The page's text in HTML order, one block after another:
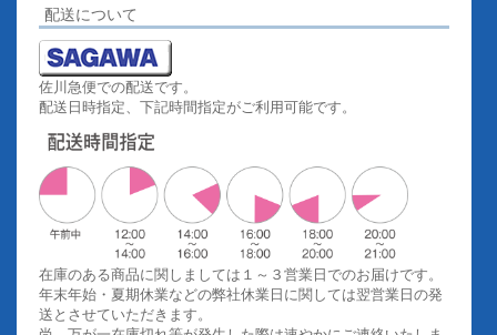
配送について
佐川急便での配送です。
配送日時指定、下記時間指定がご利用可能です。
在庫のある商品に関しましては１～３営業日でのお届けです。
年末年始・夏期休業などの弊社休業日に関しては翌営業日の発
送とさせていただきます。